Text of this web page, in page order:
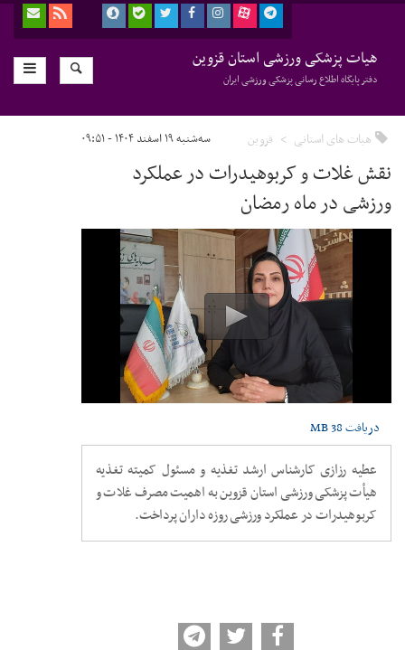
هیات پزشکی ورزشی استان قزوین
دفتر پایگاه اطلاع رسانی پزشکی ورزشی ایران
هیات های استانی قزوین سه‌شنبه ۱۹ اسفند ۱۴۰۴ - ۰۹:۵۱
نقش غلات و کربوهیدرات در عملکرد
ورزشی در ماه رمضان
دریافت38 MB
عطیه رزازی کارشناس ارشد تغذیه و مسئول کمیته تغذیه
هیأت پزشکی ورزشی استان قزوین به اهمیت مصرف غلات و
کربوهیدرات در عملکرد ورزشی روزه داران پرداخت.